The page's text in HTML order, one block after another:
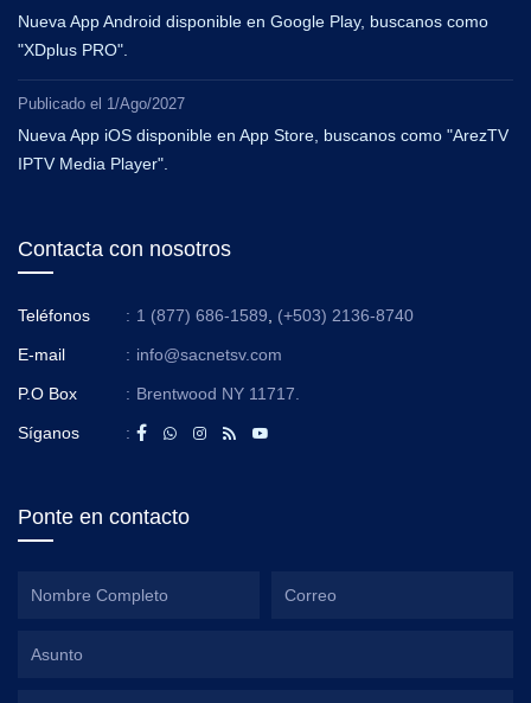
Nueva App Android disponible en Google Play, buscanos como
"XDplus PRO".
Publicado el 1/Ago/2027
Nueva App iOS disponible en App Store, buscanos como "ArezTV
IPTV Media Player".
Contacta con nosotros
Teléfonos : 1 (877) 686-1589 (+503) 2136-8740
E-mail : info@sacnetsv.com
P.O Box : Brentwood NY 11717.
Síganos :
Ponte en contacto